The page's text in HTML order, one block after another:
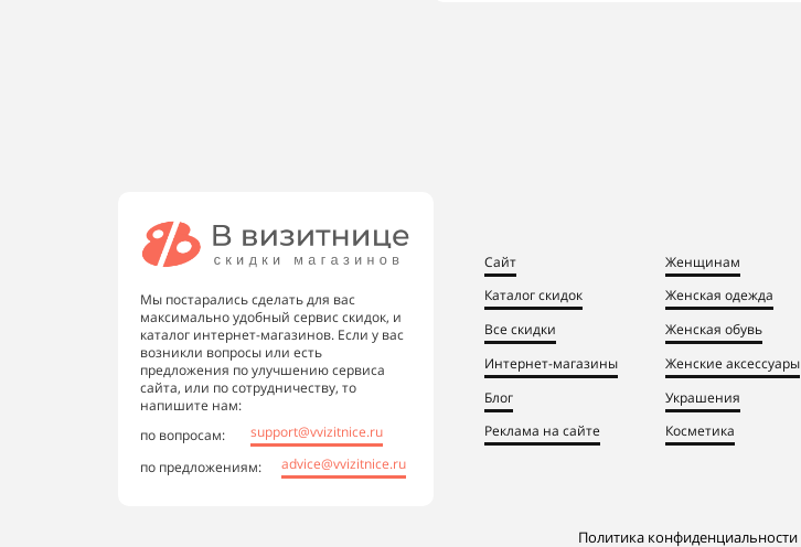
Мы постарались сделать для вас
максимально удобный сервис скидок, и
каталог интернет-магазинов. Если у вас
возникли вопросы или есть
предложения по улучшению сервиса
сайта, или по сотрудничеству, то
напишите нам:
по вопросам:
support@vvizitnice.ru
по предложениям:
advice@vvizitnice.ru
Сайт
Каталог скидок
Все скидки
Интернет-магазины
Блог
Реклама на сайте
Женщинам
Женская одежда
Женская обувь
Женские аксессуары
Украшения
Косметика
Политика конфиденциальности